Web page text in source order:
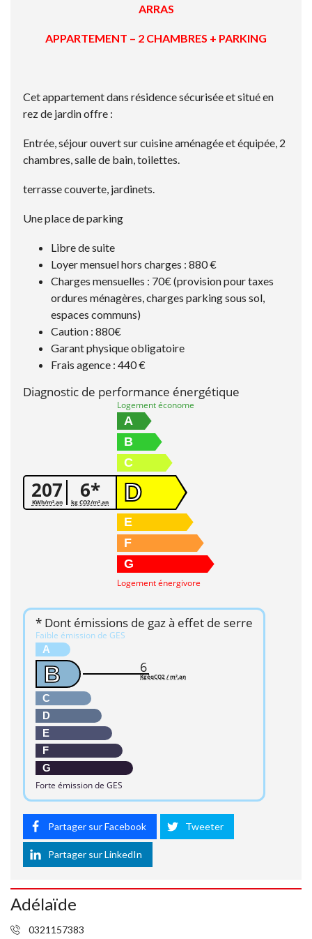
ARRAS
APPARTEMENT – 2 CHAMBRES + PARKING
Cet appartement dans résidence sécurisée et situé en
rez de jardin offre :
Entrée, séjour ouvert sur cuisine aménagée et équipée, 2
chambres, salle de bain, toilettes.
terrasse couverte, jardinets.
Une place de parking
Libre de suite
Loyer mensuel hors charges : 880 €
Charges mensuelles : 70€ (provision pour taxes
ordures ménagères, charges parking sous sol,
espaces communs)
Caution : 880€
Garant physique obligatoire
Frais agence : 440 €
Diagnostic de performance énergétique
207
KWh/m².an 6*
kg CO2/m².an
Logement économe
A
B
C
D
E
F
G
Logement énergivore
* Dont émissions de gaz à effet de serre
Faible émission de GES
A
B
C
D
E
F
G
Forte émission de GES
6
KgéqCO2 / m².an
Partager sur Facebook Tweeter
Partager sur LinkedIn
Adélaïde
0321157383